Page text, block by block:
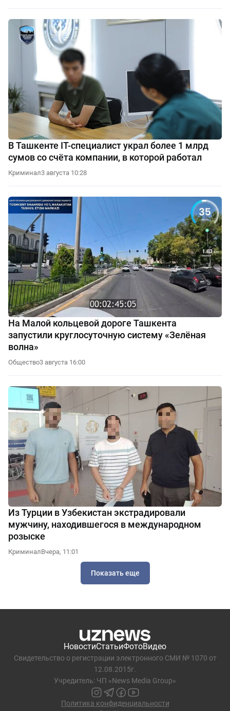
В Ташкенте IT-специалист украл более 1 млрд
сумов со счёта компании, в которой работал
Криминал3 августа 10:28
На Малой кольцевой дороге Ташкента
запустили круглосуточную систему «Зелёная
волна»
Общество3 августа 16:00
Из Турции в Узбекистан экстрадировали
мужчину, находившегося в международном
розыске
КриминалВчера, 11:01
Показать еще
НовостиСтатьиФотоВидео
Свидетельство о регистрации электронного СМИ № 1070 от
12.08.2015г.
Учредитель: ЧП «News Media Group»
Политика конфиденциальности